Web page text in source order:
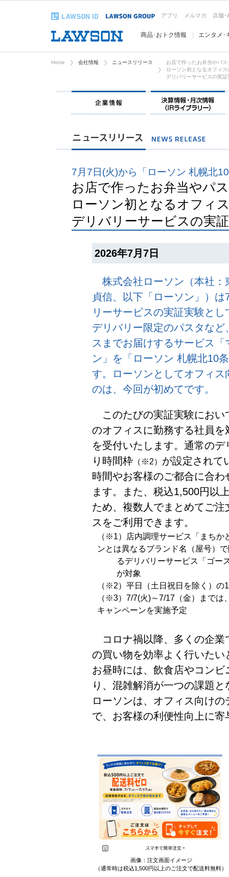
アプリ メルマガ 店舗･
商品･おトク情報 エンタメ･
Home 会社情報 ニュースリリース
お店で作ったお弁当やパ
ローソン初となるオフィス
デリバリーサービスの実証
企業情報
7月7日(火)から「ローソン 札幌北
お店で作ったお弁当やパ
ローソン初となるオフィ
デリバリーサービスの実
2026年7月7日
株式会社ローソン（本社：
貞信、以下「ローソン」）
リーサービスの実証実験と
デリバリー限定のパスタなど
スまでお届けするサービス
ン」を「ローソン 札幌北10
す。ローソンとしてオフィ
のは、今回が初めてです。
このたびの実証実験におい
のオフィスに勤務する社員
を受付いたします。通常の
り時間枠 （※2） が設定されて
時間やお客様のご都合に合
ます。また、税込1,500円以
ため、複数人でまとめてご
スをご利用できます。
（※1）店内調理サービス「まち
ンとは異なるブランド名（屋号）
るデリバリーサービス「ゴー
が対象
（※2）平日（土日祝日を除く）
（※3）7/7(火)～7/17（金）まで
キャンペーンを実施予定
コロナ禍以降、多くの企業
の買い物を効率よく行いた
お昼時には、飲食店やコン
り、混雑解消が一つの課題
ローソンは、オフィス向け
で、お客様の利便性向上に
画像：注文画面イメージ
（通常時は税込1,500円以上のご注文で配送料無料）